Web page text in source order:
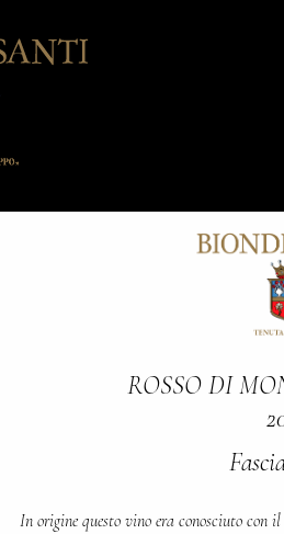
ROSSO DI
In origine questo vino era conosciuto con